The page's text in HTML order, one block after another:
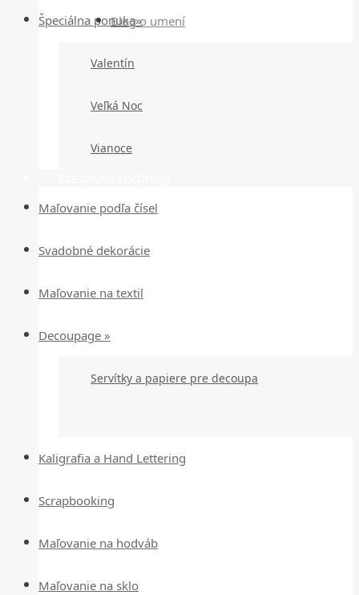
Blog o umení
Špeciálna ponuka»
Valentín
Veľká Noc
Vianoce
Maľovanie podľa čísel
Svadobné dekorácie
Maľovanie na textil
Decoupage »
Servítky a papiere pre decoupa
Kaligrafia a Hand Lettering
Scrapbooking
Maľovanie na hodváb
Maľovanie na sklo